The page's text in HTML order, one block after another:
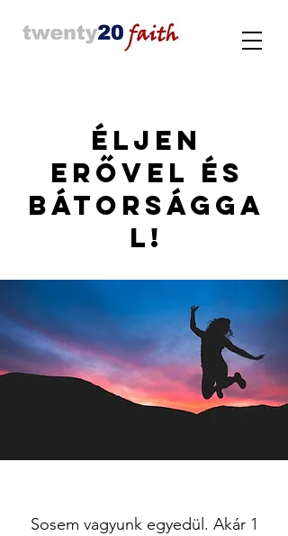
Éljen
erővel és
bátorságga
l!
Sosem vagyunk egyedül. Akár 1